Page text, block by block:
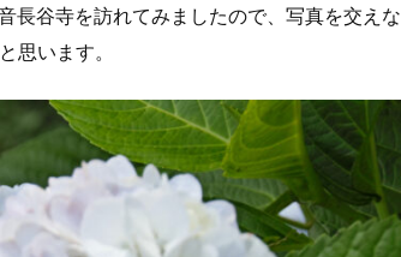
谷寺を訪れてみましたので、写真を交えな
思います。